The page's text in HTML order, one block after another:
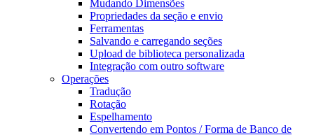
Mudando Dimensões
Propriedades da seção e envio
Ferramentas
Salvando e carregando seções
Upload de biblioteca personalizada
Integração com outro software
Operações
Tradução
Rotação
Espelhamento
Convertendo em Pontos / Forma de Banco de